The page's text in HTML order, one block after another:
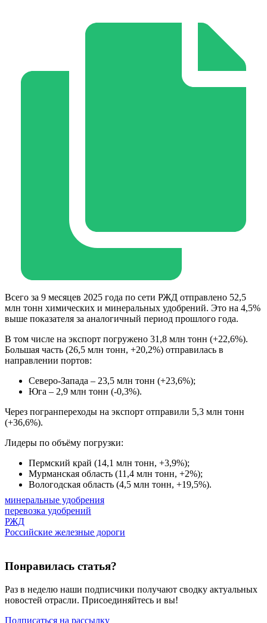
Всего за 9 месяцев 2025 года по сети РЖД отправлено 52,5
млн тонн химических и минеральных удобрений. Это на 4,5%
выше показателя за аналогичный период прошлого года.
В том числе на экспорт погружено 31,8 млн тонн (+22,6%).
Большая часть (26,5 млн тонн, +20,2%) отправилась в
направлении портов:
Северо-Запада – 23,5 млн тонн (+23,6%);
Юга – 2,9 млн тонн (-0,3%).
Через погранпереходы на экспорт отправили 5,3 млн тонн
(+36,6%).
Лидеры по объёму погрузки:
Пермский край (14,1 млн тонн, +3,9%);
Мурманская область (11,4 млн тонн, +2%);
Вологодская область (4,5 млн тонн, +19,5%).
минеральные удобрения
перевозка удобрений
РЖД
Российские железные дороги
Понравилась статья?
Раз в неделю наши подписчики получают сводку актуальных
новостей отрасли. Присоединяйтесь и вы!
Подписаться на рассылку